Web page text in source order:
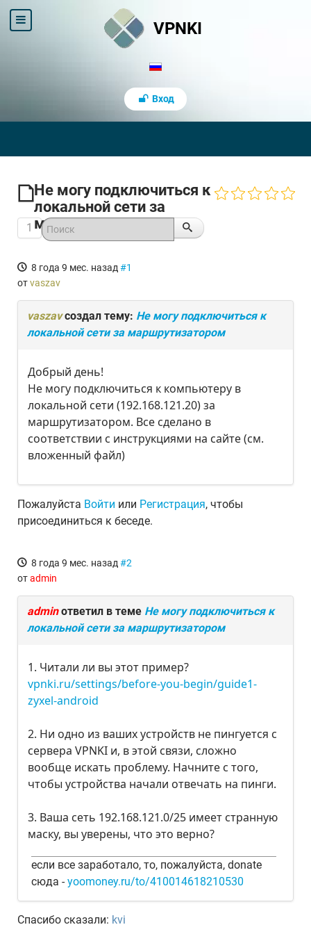
VPNKI
Вход
Не могу подключиться к
локальной сети за
маршрутизатором
1
8 года 9 мес. назад #1
отvaszav
vaszavсоздал тему: Не могу подключиться к
локальной сети за маршрутизатором
Добрый день!
Не могу подключиться к компьютеру в
локальной сети (192.168.121.20) за
маршрутизатором. Все сделано в
соответствии с инструкциями на сайте (см.
вложенный файл)
Пожалуйста Войти или Регистрация, чтобы
присоединиться к беседе.
8 года 9 мес. назад #2
отadmin
adminответил в теме Не могу подключиться к
локальной сети за маршрутизатором
1. Читали ли вы этот пример?
vpnki.ru/settings/before-you-begin/guide1-
zyxel-android
2. Ни одно из ваших устройств не пингуется с
сервера VPNKI и, в этой связи, сложно
вообще искать проблему. Начните с того,
чтобы устройства начали отвечать на пинги.
3. Ваша сеть 192.168.121.0/25 имеет странную
маску, вы уверены, что это верно?
если все заработало, то, пожалуйста, donate
сюда -yoomoney.ru/to/410014618210530
Спасибо сказали: kvi